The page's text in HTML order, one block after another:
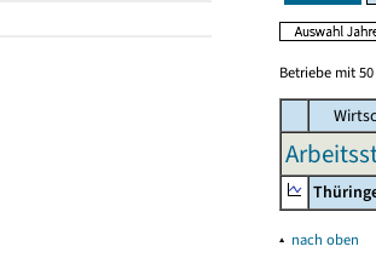
Betriebe mit
▴ nach oben